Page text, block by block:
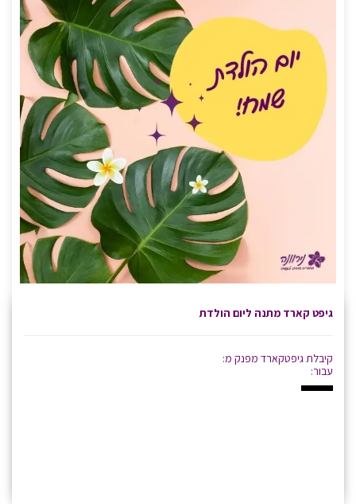
גיפט קארד מתנה ליום הולדת
קיבלת גיפטקארד מפנק מ:
עבור: